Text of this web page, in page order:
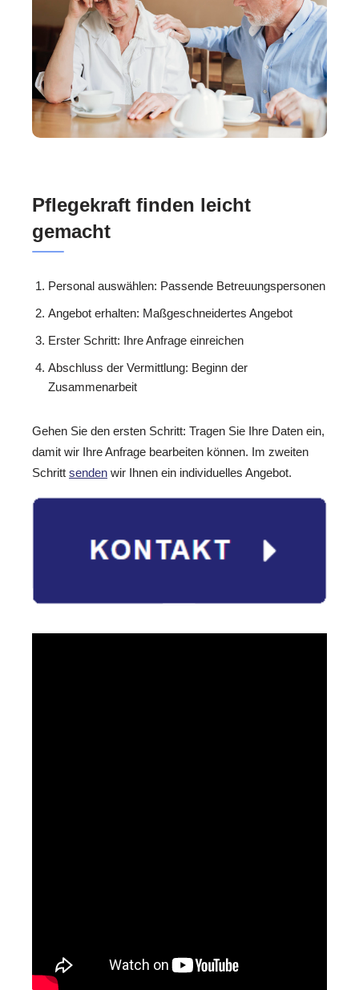
Pflegekraft finden leicht
gemacht
Personal auswählen: Passende Betreuungspersonen
Angebot erhalten: Maßgeschneidertes Angebot
Erster Schritt: Ihre Anfrage einreichen
Abschluss der Vermittlung: Beginn der
Zusammenarbeit
Gehen Sie den ersten Schritt: Tragen Sie Ihre Daten ein,
damit wir Ihre Anfrage bearbeiten können. Im zweiten
Schritt senden wir Ihnen ein individuelles Angebot.